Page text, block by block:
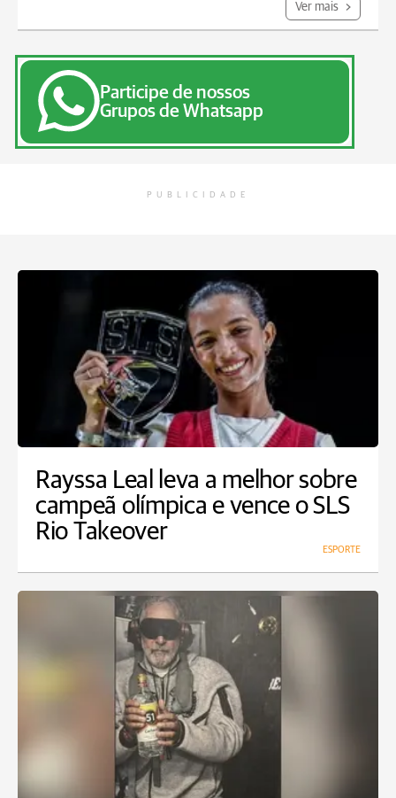
Ver mais
Participe de nossos
Grupos de Whatsapp
PUBLICIDADE
Rayssa Leal leva a melhor sobre
campeã olímpica e vence o SLS
Rio Takeover
ESPORTE